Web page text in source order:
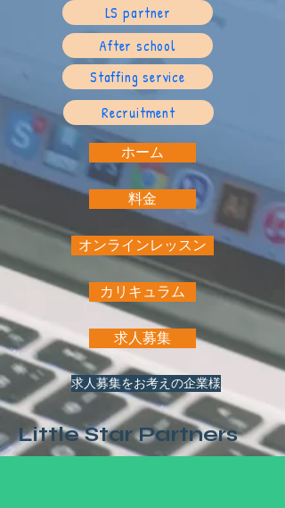
LS partner
After school
Staffing service
Recruitment
ホーム
料金
オンラインレッスン
カリキュラム
求人募集
求人募集をお考えの企業様
Little Star Partners